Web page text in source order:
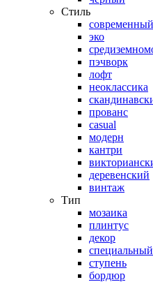
Стиль
современный
эко
пэчворк
лофт
неоклассика
прованс
casual
модерн
кантри
деревенский
винтаж
Тип
мозаика
плинтус
декор
ступень
бордюр